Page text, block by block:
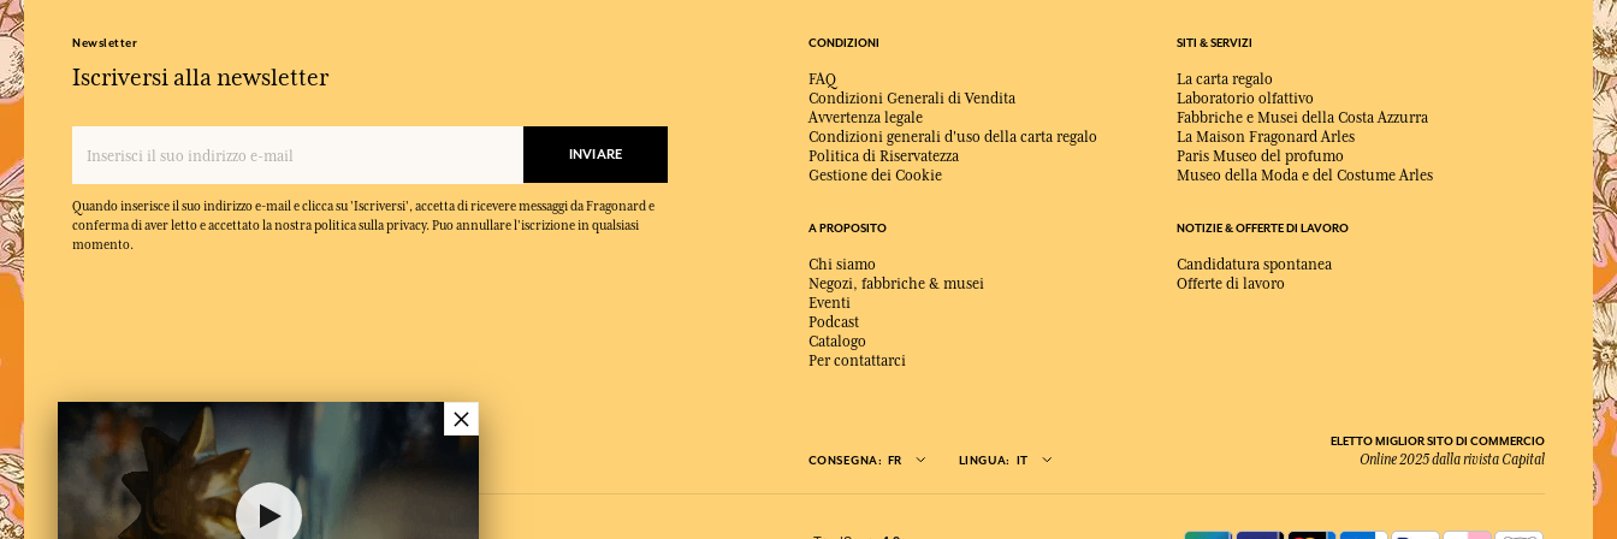
Newsletter
Iscriversi alla newsletter
INVIARE
Quando inserisce il suo indirizzo e-mail e clicca su 'Iscriversi', accetta di ricevere messaggi da Fragonard e
conferma di aver letto e accettato la nostra politica sulla privacy. Puo annullare l'iscrizione in qualsiasi
momento.
CONDIZIONI
FAQ
Condizioni Generali di Vendita
Avvertenza legale
Condizioni generali d'uso della carta regalo
Politica di Riservatezza
Gestione dei Cookie
SITI & SERVIZI
La carta regalo
Laboratorio olfattivo
Fabbriche e Musei della Costa Azzurra
La Maison Fragonard Arles
Paris Museo del profumo
Museo della Moda e del Costume Arles
A PROPOSITO
Chi siamo
Negozi, fabbriche & musei
Eventi
Podcast
Catalogo
Per contattarci
NOTIZIE & OFFERTE DI LAVORO
Candidatura spontanea
Offerte di lavoro
CONSEGNA: FR LINGUA: IT
ELETTO MIGLIOR SITO DI COMMERCIO
Online 2025 dalla rivista Capital
×